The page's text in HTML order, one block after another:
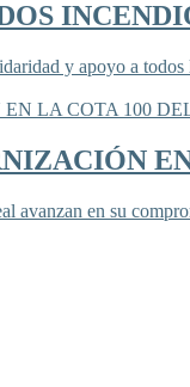
y apoyo a todos
avanzan en su